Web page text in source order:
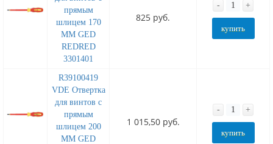
прямым
шлицем 170
MM GED
REDRED
3301401
825 руб.
- +
купить
R39100419
VDE Отвертка
для винтов с
прямым
шлицем 200
MM GED
1 015,50 руб.
- +
купить